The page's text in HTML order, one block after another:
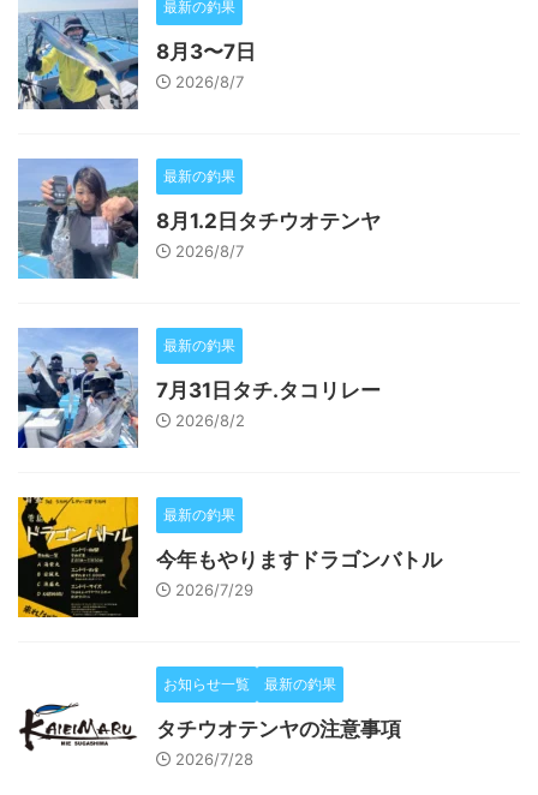
最新の釣果
8月3〜7日
2026/8/7
最新の釣果
8月1.2日タチウオテンヤ
2026/8/7
最新の釣果
7月31日タチ.タコリレー
2026/8/2
最新の釣果
今年もやりますドラゴンバトル
2026/7/29
お知らせ一覧 最新の釣果
タチウオテンヤの注意事項
2026/7/28